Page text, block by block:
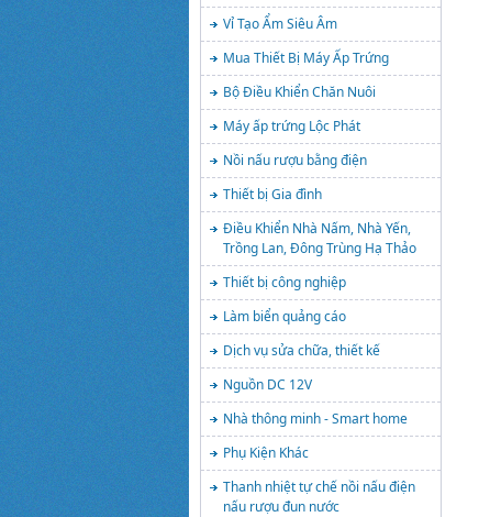
Vỉ Tạo Ẩm Siêu Âm
Mua Thiết Bị Máy Ấp Trứng
Bộ Điều Khiển Chăn Nuôi
Máy ấp trứng Lộc Phát
Nồi nấu rượu bằng điện
Thiết bị Gia đình
Điều Khiển Nhà Nấm, Nhà Yến,
Trồng Lan, Đông Trùng Hạ Thảo
Thiết bị công nghiệp
Làm biển quảng cáo
Dịch vụ sửa chữa, thiết kế
Nguồn DC 12V
Nhà thông minh - Smart home
Phụ Kiện Khác
Thanh nhiệt tự chế nồi nấu điện
nấu rượu đun nước